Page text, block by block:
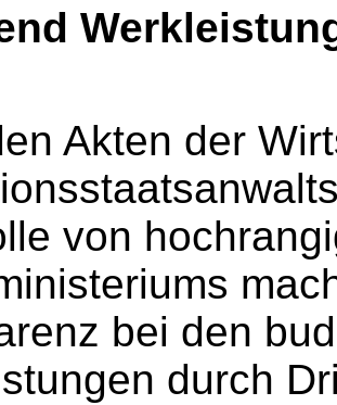
Akten der
von
bei den
durch